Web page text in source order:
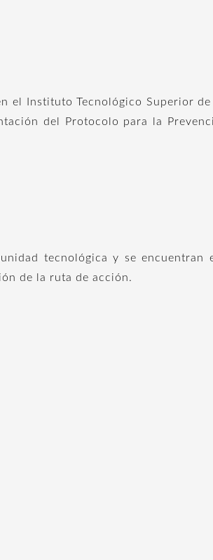
el Instituto Tecnológico Superior
del Protocolo para la
tecnológica y se encuentran
de la ruta de acción.